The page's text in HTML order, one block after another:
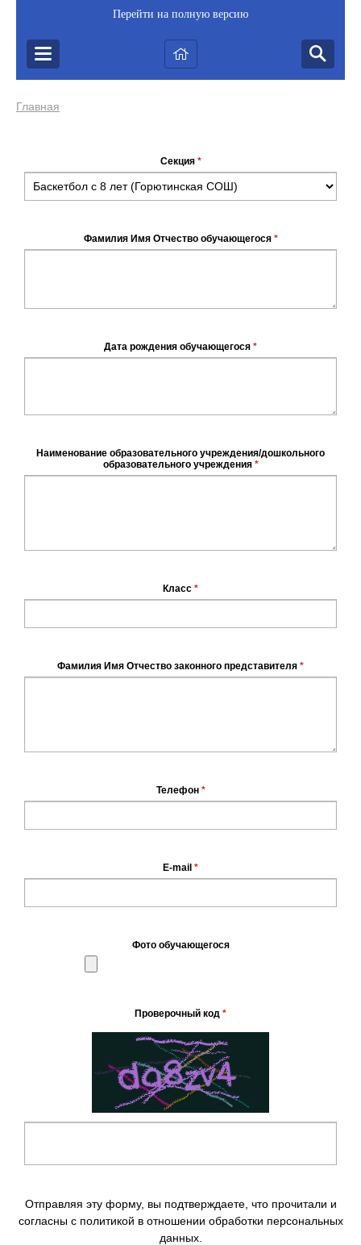
Перейти на полную версию
Главная
Секция *
Фамилия Имя Отчество обучающегося *
Дата рождения обучающегося *
Наименование образовательного учреждения/дошкольного
образовательного учреждения *
Класс *
Фамилия Имя Отчество законного представителя *
Телефон *
E-mail *
Фото обучающегося
Проверочный код *
Отправляя эту форму, вы подтверждаете, что прочитали и
согласны с политикой в отношении обработки персональных
данных.